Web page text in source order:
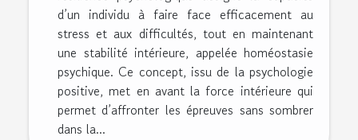
d’un individu à faire face efficacement au
stress et aux difficultés, tout en maintenant
une stabilité intérieure, appelée homéostasie
psychique. Ce concept, issu de la psychologie
positive, met en avant la force intérieure qui
permet d’affronter les épreuves sans sombrer
dans la...